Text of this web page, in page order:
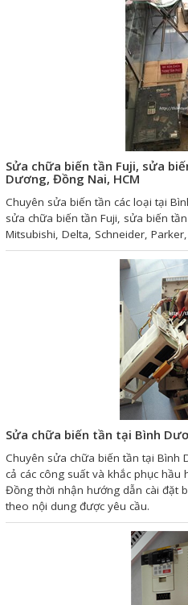
Sửa chữa biến tần Fuji, sửa
Dương, Đồng Nai, HCM
Chuyên sửa biến tần các loại tại
sửa chữa biến tần Fuji, sửa biến
Mitsubishi, Delta, Schneider,
Sửa chữa biến tần tại Bình
Chuyên sửa chữa biến tần tại Bình
cả các công suất và khắc phục hầu
Đồng thời nhận hướng dẫn cài đặt
theo nội dung được yêu cầu.
Đồng hồ thời gian thực
Màn hình cảm ứng HMI
PLC - Bộ lập trình PLC
Máy tính công nghiệp
Motor Servo / Driver Servo
Cáp lập trình PLC - HMI -
Servo
Thiết bị thu thập dữ liệu,
truyền và lưu trữ dữ liệu
Thiết bị điều khiển và giám
Thiết bị cảnh báo
Thiết bị đo lường - Cảm biến
Bộ điều khiển nhiệt độ
Bộ đếm - Bộ hẹn giờ
Đồng hồ đo đa năng
Phụ kiện lắp tủ điện